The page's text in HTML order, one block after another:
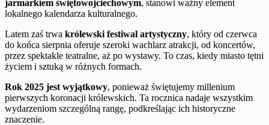
jarmarkiem świętowojciechowym, stanowi ważny element
lokalnego kalendarza kulturalnego.
Latem zaś trwa królewski festiwal artystyczny, który od czerwca
do końca sierpnia oferuje szeroki wachlarz atrakcji, od koncertów,
przez spektakle teatralne, aż po wystawy. To czas, kiedy miasto tętni
życiem i sztuką w różnych formach.
Rok 2025 jest wyjątkowy, ponieważ świętujemy millenium
pierwszych koronacji królewskich. Ta rocznica nadaje wszystkim
wydarzeniom szczególną rangę, podkreślając ich historyczne
znaczenie.